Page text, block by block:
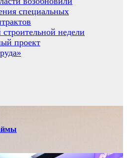
специальных
недели
проект